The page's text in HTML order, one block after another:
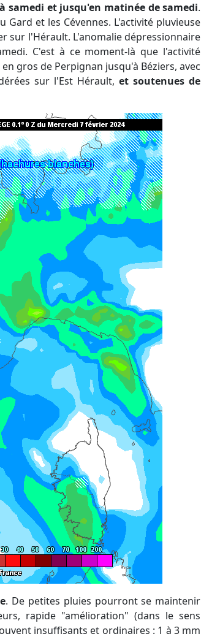
samedi et jusqu'en matinée de samedi.
et les Cévennes. L'activité pluvieuse
sur l'Hérault. L'anomalie dépressionnaire
C'est à ce moment-là que l'activité
gros de Perpignan jusqu'à Béziers, avec
sur l'Est Hérault,et soutenues de
. De petites pluies pourront se maintenir
rapide "amélioration" (dans le sens
insuffisants et ordinaires : 1 à 3 mm